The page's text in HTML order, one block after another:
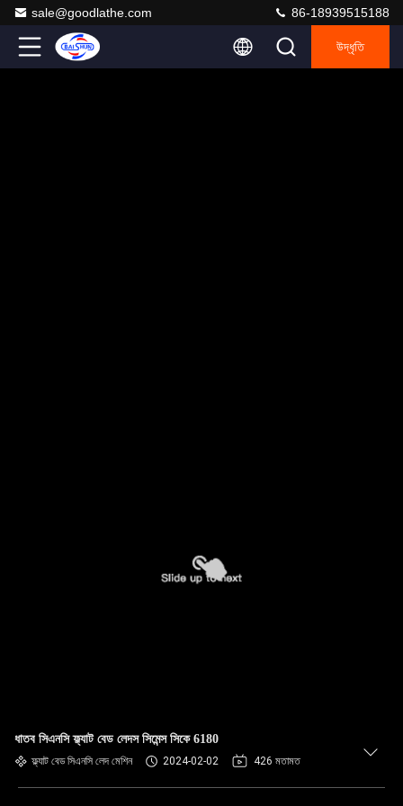
sale@goodlathe.com 86-18939515188
উদ্ধৃতি
ধাতব সিএনসি ফ্ল্যাট বেড লেদস সিমেন্স সিকে 6180
ফ্ল্যাট বেড সিএনসি লেদ মেশিন 2024-02-02 426 মতামত